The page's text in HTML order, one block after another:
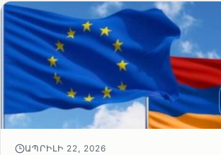
ԱՊՐԻԼԻ 22, 2026